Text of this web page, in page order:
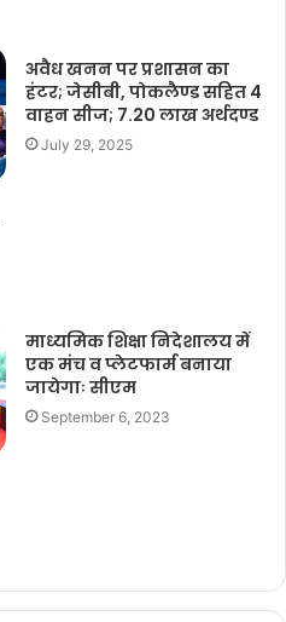
अवैध खनन पर प्रशासन का
हंटर; जेसीबी, पोकलैण्ड सहित 4
वाहन सीज; 7.20 लाख अर्थदण्ड
July 29, 2025
माध्यमिक शिक्षा निदेशालय में
एक मंच व प्लेटफार्म बनाया
जायेगाः सीएम
September 6, 2023